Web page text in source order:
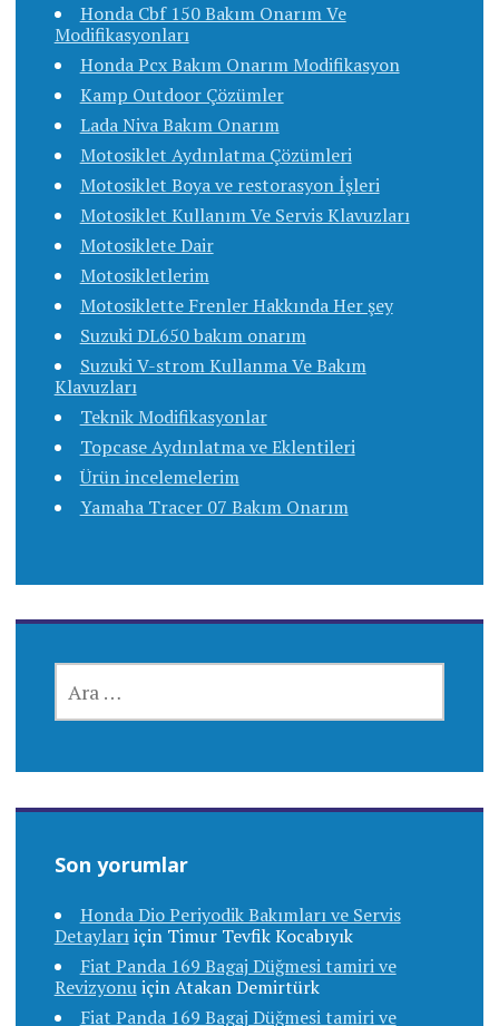
Honda Cbf 150 Bakım Onarım Ve
Modifikasyonları
Honda Pcx Bakım Onarım Modifikasyon
Kamp Outdoor Çözümler
Lada Niva Bakım Onarım
Motosiklet Aydınlatma Çözümleri
Motosiklet Boya ve restorasyon İşleri
Motosiklet Kullanım Ve Servis Klavuzları
Motosiklete Dair
Motosikletlerim
Motosiklette Frenler Hakkında Her şey
Suzuki DL650 bakım onarım
Suzuki V-strom Kullanma Ve Bakım
Klavuzları
Teknik Modifikasyonlar
Topcase Aydınlatma ve Eklentileri
Ürün incelemelerim
Yamaha Tracer 07 Bakım Onarım
Son yorumlar
Honda Dio Periyodik Bakımları ve Servis
Detaylarıiçin Timur Tevfik Kocabıyık
Fiat Panda 169 Bagaj Düğmesi tamiri ve
RevizyonuiçinAtakan Demirtürk
Fiat Panda 169 Bagaj Düğmesi tamiri ve